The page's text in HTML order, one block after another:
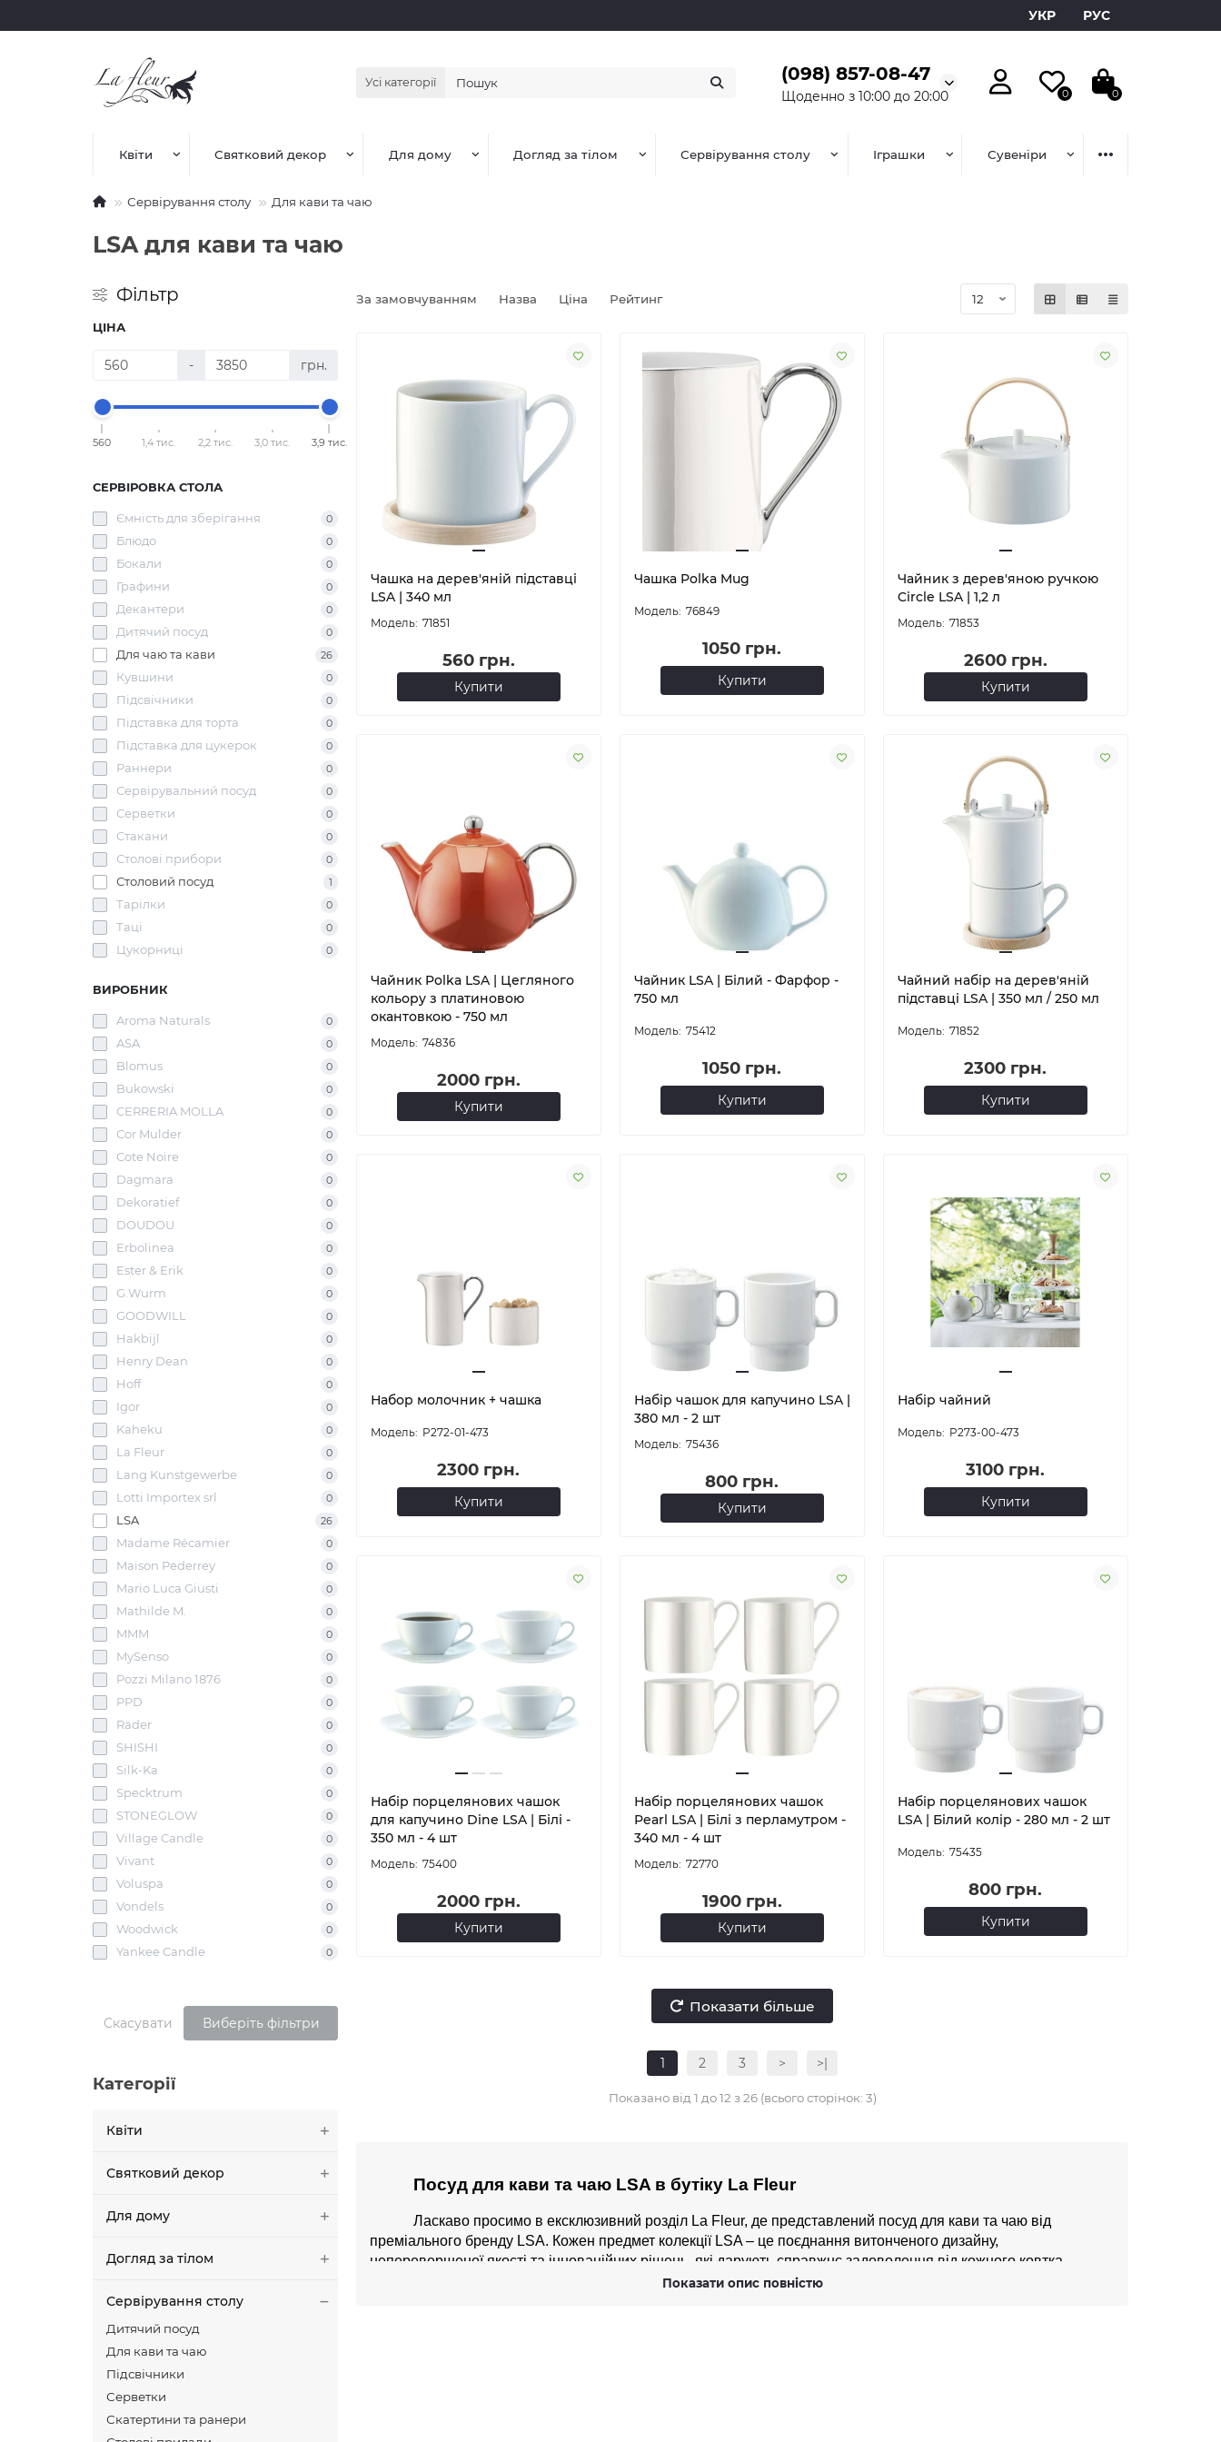
УКР РУС
Усі категорії (098) 857-08-47
Щоденно з 10:00 до 20:00 0 0
Квіти Святковий декор Для дому Догляд за тілом Сервірування столу Іграшки Сувеніри
Сервірування столу Для кави та чаю
LSA для кави та чаю
Фільтр
ЦІНА
- грн.
560 1,4 тис. 2,2 тис. 3,0 тис. 3,9 тис.
СЕРВІРОВКА СТОЛА
Ємність для зберігання 0
Блюдо 0
Бокали 0
Графини 0
Декантери 0
Дитячий посуд 0
Для чаю та кави 26
Кувшини 0
Підсвічники 0
Підставка для торта 0
Підставка для цукерок 0
Раннери 0
Сервірувальний посуд 0
Серветки 0
Стакани 0
Столові прибори 0
Столовий посуд 1
Тарілки 0
Таці 0
Цукорниці 0
ВИРОБНИК
Aroma Naturals 0
ASA 0
Blomus 0
Bukowski 0
CERRERIA MOLLA 0
Cor Mulder 0
Cote Noire 0
Dagmara 0
Dekoratief 0
DOUDOU 0
Erbolinea 0
Ester & Erik 0
G.Wurm 0
GOODWILL 0
Hakbijl 0
Henry Dean 0
Hoff 0
Igor 0
Kaheku 0
La Fleur 0
Lang Kunstgewerbe 0
Lotti Importex srl 0
LSA 26
Madame Récamier 0
Maison Pederrey 0
Mario Luca Giusti 0
Mathilde M. 0
MMM 0
MySenso 0
Pozzi Milano 1876 0
PPD 0
Räder 0
SHISHI 0
Silk-Ka 0
Specktrum 0
STONEGLOW 0
Village Candle 0
Vivant 0
Voluspa 0
Vondels 0
Woodwick 0
Yankee Candle 0
Скасувати Виберіть фільтри
Категорії
Квіти
Святковий декор
Для дому
Догляд за тілом
Сервірування столу
Дитячий посуд
Для кави та чаю
Підсвічники
Серветки
Скатертини та ранери
За замовчуванням Назва Ціна Рейтинг
Чашка на дерев'яній підставці
LSA | 340 мл
71851
560 грн.
Купити
Чашка Polka Mug
76849
1050 грн.
Купити
Чайник з дерев'яною ручкою
Circle LSA | 1,2 л
71853
2600 грн.
Купити
Чайник Polka LSA | Цегляного
кольору з платиновою
окантовкою - 750 мл
74836
2000 грн.
Купити
Чайник LSA | Білий - Фарфор -
750 мл
75412
1050 грн.
Купити
Чайний набір на дерев'яній
підставці LSA | 350 мл / 250 мл
71852
2300 грн.
Купити
Набор молочник + чашка
P272-01-473
2300 грн.
Купити
Набір чашок для капучино LSA |
380 мл - 2 шт
75436
800 грн.
Купити
Набір чайний
P273-00-473
3100 грн.
Купити
Набір порцелянових чашок
для капучино Dine LSA | Білі -
350 мл - 4 шт
75400
2000 грн.
Купити
Набір порцелянових чашок
Pearl LSA | Білі з перламутром -
340 мл - 4 шт
72770
1900 грн.
Купити
Набір порцелянових чашок
LSA | Білий колір - 280 мл - 2 шт
75435
800 грн.
Купити
Показати більше
1 2 3 > >|
Показано від 1 до 12 з 26 (всього сторінок: 3)
Посуд для кави та чаю LSA в бутіку La Fleur
Ласкаво просимо в ексклюзивний розділ La Fleur, де представлений посуд для кави та чаю від
преміального бренду LSA. Кожен предмет колекції LSA – це поєднання витонченого дизайну,
неперевершеної якості та інноваційних рішень, які дарують справжнє задоволення від кожного ковтка
Показати опис повністю